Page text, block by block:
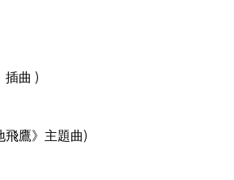
插曲 )
飛鷹》主題曲)